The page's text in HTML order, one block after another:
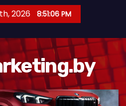
2026 8:51:07 PM